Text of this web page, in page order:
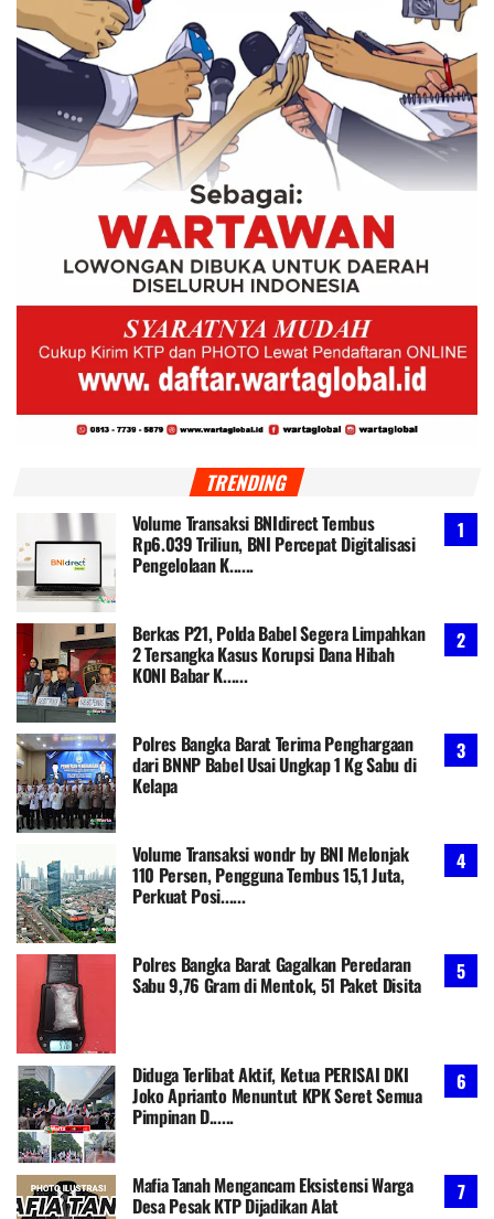
TRENDING
Volume Transaksi BNIdirect Tembus
Rp6.039 Triliun, BNI Percepat Digitalisasi
Pengelolaan K......
Berkas P21, Polda Babel Segera Limpahkan
2 Tersangka Kasus Korupsi Dana Hibah
KONI Babar K......
Polres Bangka Barat Terima Penghargaan
dari BNNP Babel Usai Ungkap 1 Kg Sabu di
Kelapa
Volume Transaksi wondr by BNI Melonjak
110 Persen, Pengguna Tembus 15,1 Juta,
Perkuat Posi......
Polres Bangka Barat Gagalkan Peredaran
Sabu 9,76 Gram di Mentok, 51 Paket Disita
Diduga Terlibat Aktif, Ketua PERISAI DKI
Joko Aprianto Menuntut KPK Seret Semua
Pimpinan D......
Mafia Tanah Mengancam Eksistensi Warga
Desa Pesak KTP Dijadikan Alat